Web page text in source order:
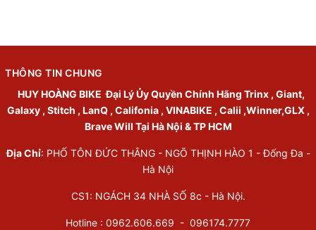
THÔNG TIN CHUNG
HUY HOÀNG BIKE Đại Lý Ủy Quyền Chính Hãng Trinx , Giant,
Galaxy , Stitch , LanQ , Califonia , VINABIKE , Calii ,Winner,GLX ,
Brave Will Tại Hà Nội & TP HCM
Địa Chỉ: PHỐ TÔN ĐỨC THẮNG - NGÕ THỊNH HÀO 1 - Đống Đa -
Hà Nội
CS1: NGÁCH 34 NHÀ SỐ 8c - Hà Nội.
Hotline : 0962.606.669 - 096174.7777